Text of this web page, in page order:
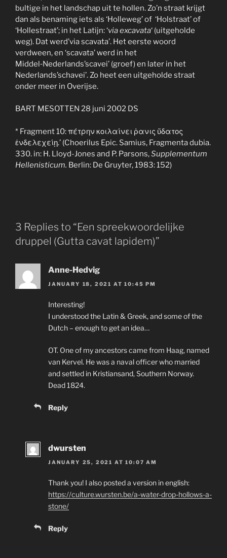
bultige in het landschap uit te hollen. Zo’n straat krijgt
dan als benaming iets als ‘Holleweg’ of ‘Holstraat’ of
‘Hollestraat’; in het Latijn: ‘via excavata‘ (uitgeholde
weg). Dat werd’via scavata’. Het eerste woord
verdween, en ‘scavata’ werd in het
Middel‑Nederlands’scavei’ (groef) en later in het
Nederlands’schavei’. Zo heet een uitgeholde straat
onder meer in Overijse.
BART MESOTTEN 28 juni 2002 DS
* Fragment 10: πέτρην κοιλαίνει ῥανις ὕδατος
ἐνδελεχείῃ.’ (Choerilus Epic. Samius, Fragmenta dubia.
330. in: H. Lloyd-Jones and P. Parsons,Supplementum
Hellenisticum. Berlin: De Gruyter, 1983: 152)
3 Replies to “Een spreekwoordelijke
druppel (Gutta cavat lapidem)”
Anne-Hedvig
JANUARY 18, 2021 AT 10:45 PM
Interesting!
I understood the Latin & Greek, and some of the
Dutch – enough to get an idea…
OT. One of my ancestors came from Haag, named
van Kervel. He was a naval officer who married
and settled in Kristiansand, Southern Norway.
Dead 1824.
Reply
dwursten
JANUARY 25, 2021 AT 10:07 AM
Thank you! I also posted a version in english:
https://culture.wursten.be/a-water-drop-hollows-a-
stone/
Reply